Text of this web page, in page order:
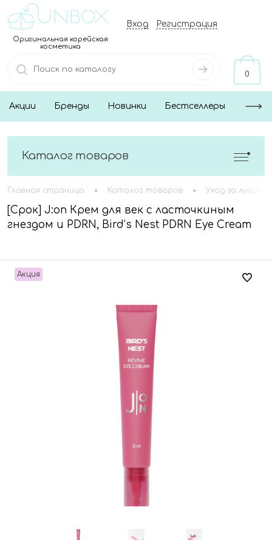
Оригинальная корейская
косметика
Вход Регистрация
0
Акции Бренды Новинки Бестселлеры
Каталог товаров
Главная страница • Каталог товаров • Уход за лицом
[Срок] J:on Крем для век с ласточкиным
гнездом и PDRN, Bird’s Nest PDRN Eye Cream
Акция